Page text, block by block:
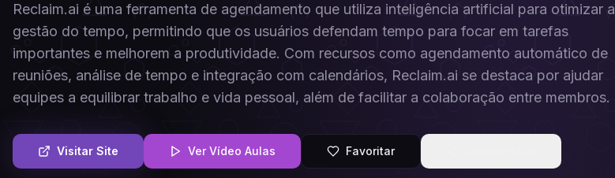
Reclaim.ai é uma ferramenta de agendamento que utiliza inteligência artificial para otimizar a
gestão do tempo, permitindo que os usuários defendam tempo para focar em tarefas
importantes e melhorem a produtividade. Com recursos como agendamento automático de
reuniões, análise de tempo e integração com calendários, Reclaim.ai se destaca por ajudar
equipes a equilibrar trabalho e vida pessoal, além de facilitar a colaboração entre membros.
Visitar Site Ver Vídeo Aulas Favoritar